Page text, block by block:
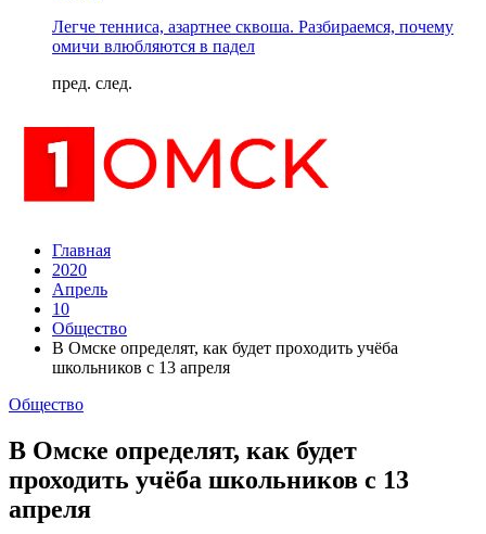
Легче тенниса, азартнее сквоша. Разбираемся, почему
омичи влюбляются в падел
пред. след.
Главная
2020
Апрель
10
Общество
В Омске определят, как будет проходить учёба
школьников с 13 апреля
Общество
В Омске определят, как будет
проходить учёба школьников с 13
апреля